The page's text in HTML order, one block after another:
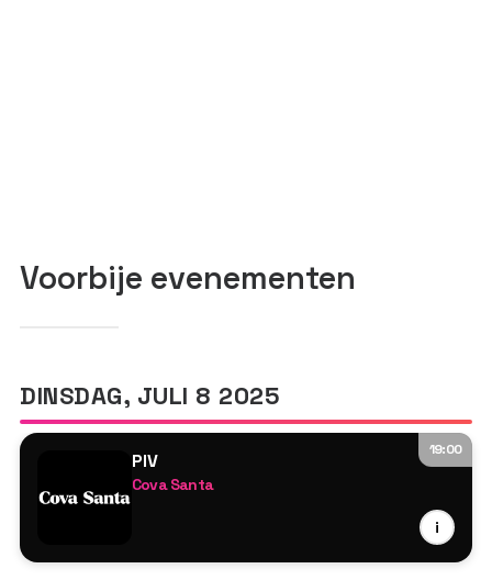
Voorbije evenementen
DINSDAG, JULI 8 2025
19:00
PIV
Cova Santa
i
Marsolo